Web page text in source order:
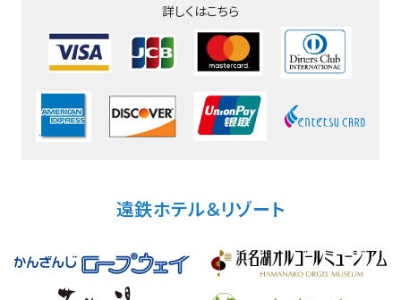
詳しくはこちら
遠鉄ホテル＆リゾート